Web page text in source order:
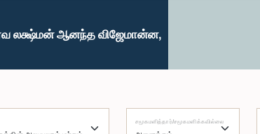
லக்ஷ்மன் ஆனந்த விஜேமான்ன,
சமூகமளித்தார்/சமூகமளிக்கவில்லை